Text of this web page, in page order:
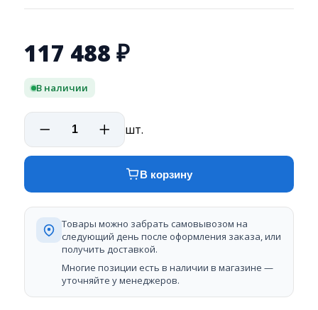
117 488 ₽
В наличии
шт.
В корзину
Товары можно забрать самовывозом на
следующий день после оформления заказа, или
получить доставкой.
Многие позиции есть в наличии в магазине —
уточняйте у менеджеров.